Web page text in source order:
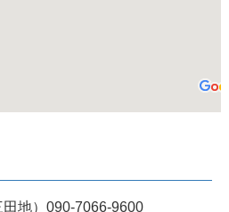
地）090-7066-9600